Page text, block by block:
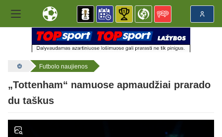
Futbolo naujienos
„Tottenham“ namuose apmaudžiai prarado
du taškus